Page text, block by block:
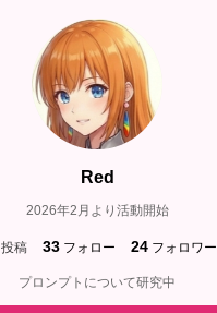
Red
2026年2月より活動開始
投稿 33 フォロー 24 フォロワー
プロンプトについて研究中